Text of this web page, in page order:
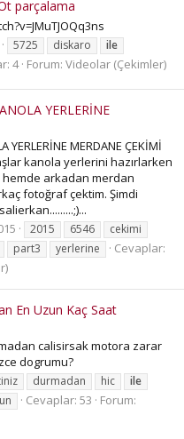
parçalama
5725 diskaro
ile
4 Forum: Videolar (Çekimler)
YERLERİNE
YERLERİNE MERDANE ÇEKİMİ
kanola yerlerini hazırlarken
hemde arkadan merdan
fotoğraf çektim. Şimdi
2015 6546
cekimi
part3 yerlerine
Cevaplar:
En Uzun Kaç Saat
calisirsak motora zarar
dogrumu?
durmadan hic
ile
Cevaplar: 53
Forum: